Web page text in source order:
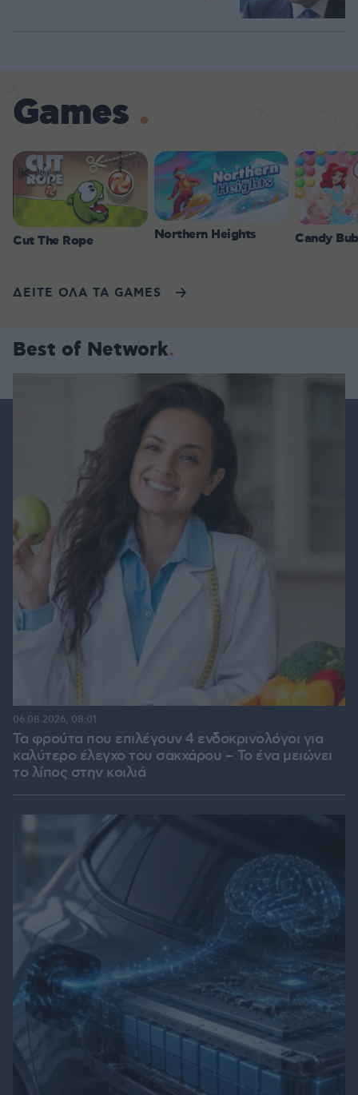
Games
Cut The Rope Northern Heights Candy
ΔΕΙΤΕ ΟΛΑ ΤΑ GAMES
Best of Network
Τα φρούτα που επιλέγουν 4 ενδοκρινολόγοι για
καλύτερο έλεγχο του σακχάρου – Το ένα μειώνει
το λίπος στην κοιλιά
06.08.2026, 08:01